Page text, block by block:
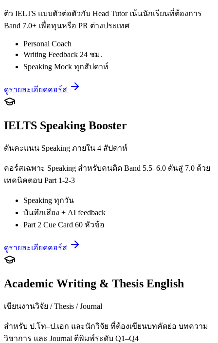
ติว IELTS แบบตัวต่อตัวกับ Head Tutor เน้นนักเรียนที่ต้องการ
Band 7.0+ เพื่อทุนหรือ PR ต่างประเทศ
Personal Coach
Writing Feedback 24 ชม.
Speaking Mock ทุกสัปดาห์
ดูรายละเอียดคอร์ส
IELTS Speaking Booster
ดันคะแนน Speaking ภายใน 4 สัปดาห์
คอร์สเฉพาะ Speaking สำหรับคนติด Band 5.5–6.0 ดันสู่ 7.0 ด้วย
เทคนิคตอบ Part 1-2-3
Speaking ทุกวัน
บันทึกเสียง + AI feedback
Part 2 Cue Card 60 หัวข้อ
ดูรายละเอียดคอร์ส
Academic Writing & Thesis English
เขียนงานวิจัย / Thesis / Journal
สำหรับ ป.โท–ป.เอก และนักวิจัย ที่ต้องเขียนบทคัดย่อ บทความ
วิชาการ และ Journal ตีพิมพ์ระดับ Q1–Q4